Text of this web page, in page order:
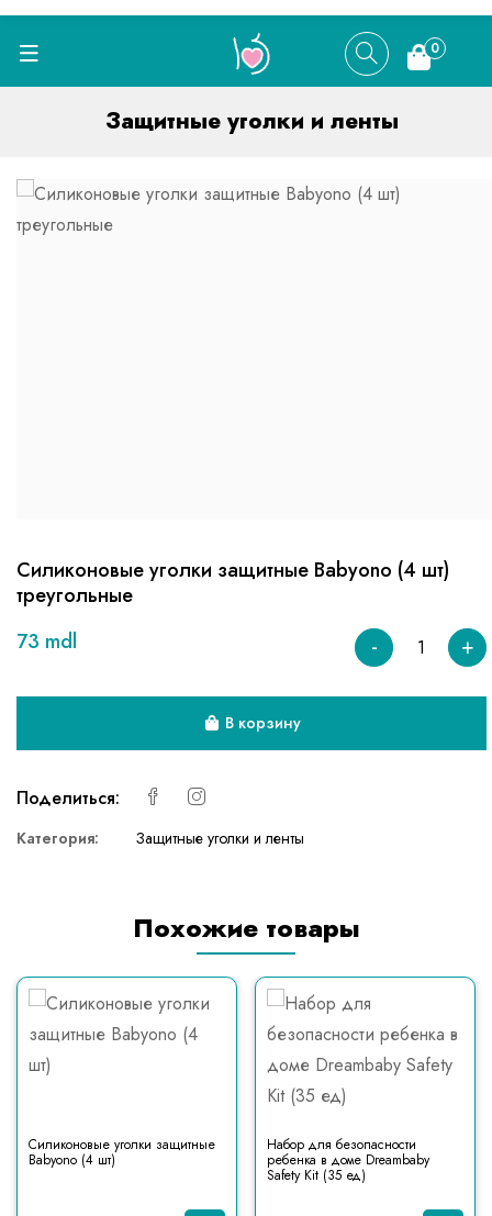
0
Защитные уголки и ленты
Силиконовые уголки защитные Babyono (4 шт)
треугольные
73 mdl
- +
В корзину
Поделиться:
Категория: Защитные уголки и ленты
Похожие товары
Силиконовые уголки защитные
Babyono (4 шт)
Набор для безопасности
ребенка в доме Dreambaby
Safety Kit (35 ед)